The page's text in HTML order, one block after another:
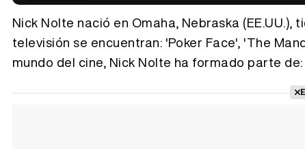
Nick Nolte nació en Omaha, Nebraska
televisión se encuentran: 'Poker Face', 'The
mundo del cine, Nick Nolte ha formado parte de: